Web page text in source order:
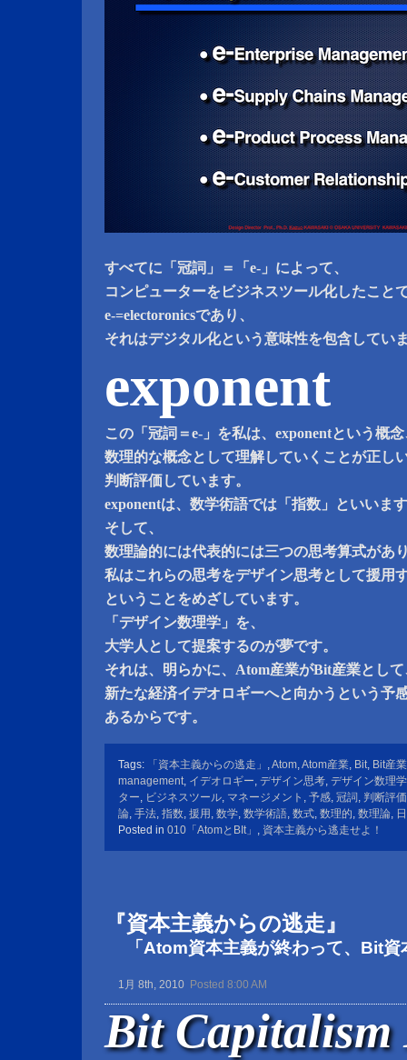
すべてに「冠詞」＝「e-」によって、
コンピューターをビジネスツール化したこと
e-=electoronicsであり、
それはデジタル化という意味性を包含してい
exponent
この「冠詞＝e-」を私は、exponentという概
数理的な概念として理解していくことが正し
判断評価しています。
exponentは、数学術語では「指数」といいま
そして、
数理論的には代表的には三つの思考算式があ
私はこれらの思考をデザイン思考として援用
ということをめざしています。
「デザイン数理学」を、
大学人として提案するのが夢です。
それは、明らかに、Atom産業がBit産業として
新たな経済イデオロギーへと向かうという予
あるからです。
Tags: 「資本主義からの逃走」 ,Atom,Atom産業, Bit, Bit産業
management, イデオロギー, デザイン思考, デザイン数理学
ター, ビジネスツール, マネージメント , 予感, 冠詞, 判断評価
論, 手法, 指数, 援用 , 数学, 数学術語, 数式, 数理的, 数理論,
Posted in 010「AtomとBIt」 , 資本主義から逃走せよ！
『資本主義からの逃走』
「Atom資本主義が終わって、Bit資
1月 8th, 2010 Posted 8:00 AM
Bit Capitalism